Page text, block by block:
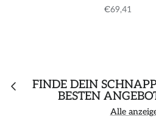
€69,41
FINDE DEIN
BESTEN
Alle